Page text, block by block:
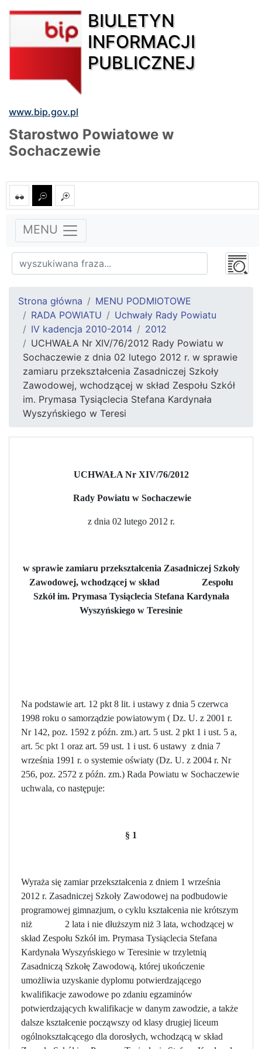
BIULETYN
INFORMACJI
PUBLICZNEJ
www.bip.gov.pl
Starostwo Powiatowe w
Sochaczewie
MENU
Strona główna
MENU PODMIOTOWE
RADA POWIATU
Uchwały Rady Powiatu
IV kadencja 2010-2014
2012
UCHWAŁA Nr XIV/76/2012 Rady Powiatu w
Sochaczewie z dnia 02 lutego 2012 r. w sprawie
zamiaru przekształcenia Zasadniczej Szkoły
Zawodowej, wchodzącej w skład Zespołu Szkół
im. Prymasa Tysiąclecia Stefana Kardynała
Wyszyńskiego w Teresi
UCHWAŁA Nr XIV/76/2012
Rady Powiatu w Sochaczewie
z dnia 02 lutego 2012 r.
w sprawie zamiaru przekształcenia Zasadniczej Szkoły
Zawodowej, wchodzącej w skład
Zespołu
Szkół im. Prymasa Tysiąclecia Stefana Kardynała
Wyszyńskiego w Teresinie
Na podstawie art. 12 pkt 8 lit. i ustawy z dnia 5 czerwca
1998 roku o samorządzie powiatowym ( Dz. U. z 2001 r.
Nr 142, poz. 1592 z późn. zm.) art. 5 ust. 2 pkt 1 i ust. 5 a,
art. 5c pkt 1 oraz art. 59 ust. 1 i ust. 6 ustawy z dnia 7
września 1991 r. o systemie oświaty (Dz. U. z 2004 r. Nr
256, poz. 2572 z późn. zm.) Rada Powiatu w Sochaczewie
uchwala, co następuje:
§ 1
Wyraża się zamiar przekształcenia z dniem 1 września
2012 r. Zasadniczej Szkoły Zawodowej na podbudowie
programowej gimnazjum, o cyklu kształcenia nie krótszym
niż
2 lata i nie dłuższym niż 3 lata, wchodzącej w
skład Zespołu Szkół im. Prymasa Tysiąclecia Stefana
Kardynała Wyszyńskiego w Teresinie w trzyletnią
Zasadniczą Szkołę Zawodową, której ukończenie
umożliwia uzyskanie dyplomu potwierdzającego
kwalifikacje zawodowe po zdaniu egzaminów
potwierdzających kwalifikacje w danym zawodzie, a także
dalsze kształcenie począwszy od klasy drugiej liceum
ogólnokształcącego dla dorosłych, wchodzącą w skład